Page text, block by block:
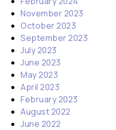
November 2023
October 2023
September 2023
July 2023
June 2023
May 2023
April 2023
February 2023
August 2022
June 2022